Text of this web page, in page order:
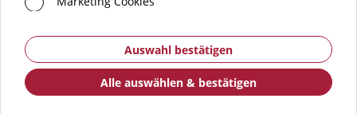
Auswahl bestätigen
Alle auswählen & bestätigen